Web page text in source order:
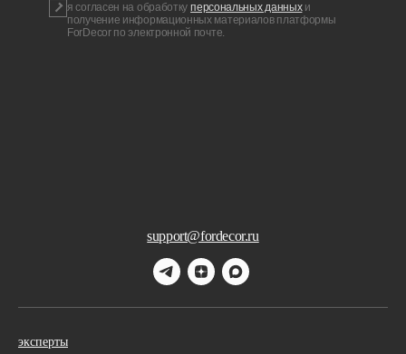
support@fordecor.ru
я согласен на обработку персональных данных и
получение информационных материалов платформы
ForDecor по электронной почте.
эксперты